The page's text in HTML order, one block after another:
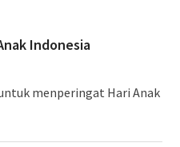
Indonesia
menperingat Hari Anak